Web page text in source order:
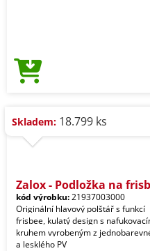
Skladem: 18.799 ks
Zalox - Podložka na
kód výrobku:21937003000
Originální hlavový polštář s funkcí
frisbee, kulatý design s
kruhem vyrobeným z
a lesklého PV